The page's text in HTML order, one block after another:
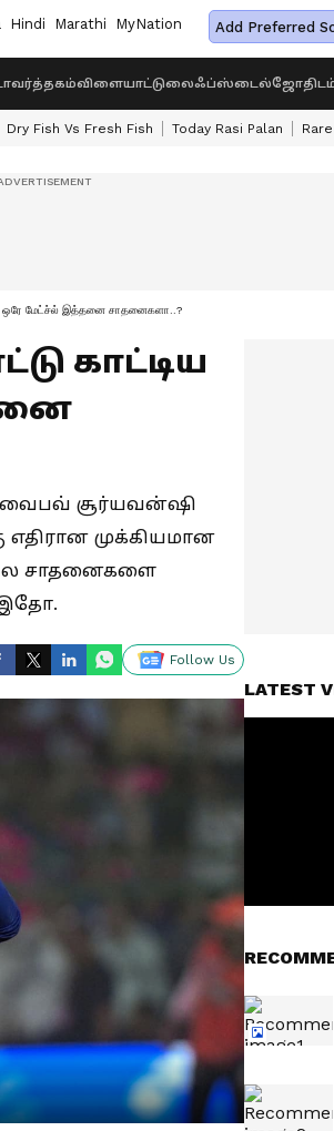
Hindi Marathi MyNation Add Preferred
வர்த்தகம்விளையாட்டுலைஃப்ஸ்டைல்
Dry Fish Vs Fresh Fish Today Rasi Palan
ஒரே மேட்ச்ல் இத்தனை சாதனைகளா..?
காட்டிய
வைபவ் சூர்யவன்ஷி
முக்கியமான
சாதனைகளை
இதோ.
Follow Us
LATEST